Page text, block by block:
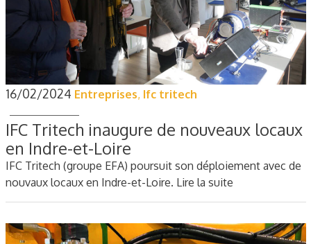
16/02/2024 Entreprises, Ifc tritech
IFC Tritech inaugure de nouveaux locaux
en Indre-et-Loire
IFC Tritech (groupe EFA) poursuit son déploiement avec de
nouvaux locaux en Indre-et-Loire. Lire la suite